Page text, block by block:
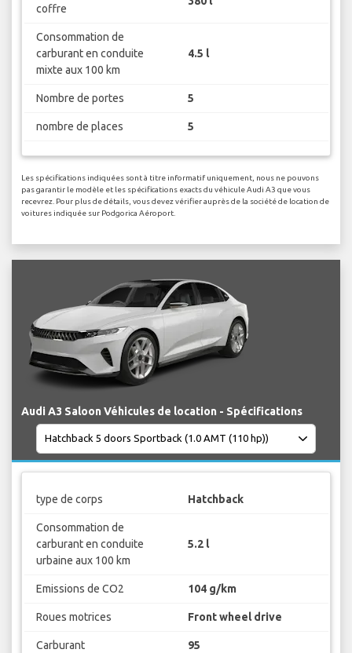
coffre
Consommation de
carburant en conduite
mixte aux 100 km
4.5 l
Nombre de portes 5
nombre de places 5
Les spécifications indiquées sont à titre informatif uniquement, nous ne pouvons
pas garantir le modèle et les spécifications exacts du véhicule Audi A3 que vous
recevrez. Pour plus de détails, vous devez vérifier auprès de la société de location de
voitures indiquée sur Podgorica Aéroport.
Audi A3 Saloon Véhicules de location - Spécifications
type de corps Hatchback
Consommation de
carburant en conduite
urbaine aux 100 km
5.2 l
Emissions de CO2 104 g/km
Roues motrices Front wheel drive
Carburant 95